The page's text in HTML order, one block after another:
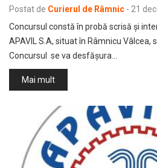
Postat de Curierul de Râmnic - 21
Concursul constă în probă scrisă și
APAVIL S.A, situat în Râmnicu Vâlcea,
Concursul se va desfășura…
Mai mult